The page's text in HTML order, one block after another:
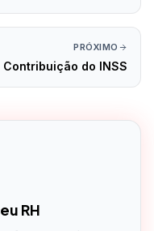
PRÓXIMO
do INSS
RH